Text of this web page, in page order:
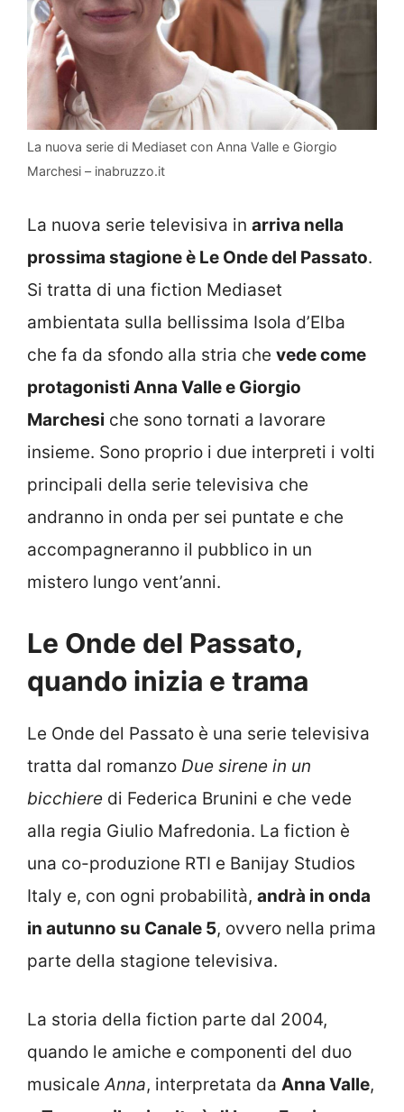
La nuova serie di Mediaset con Anna Valle e Giorgio
Marchesi – inabruzzo.it
La nuova serie televisiva in arriva nella
prossima stagione è Le Onde del Passato.
Si tratta di una fiction Mediaset
ambientata sulla bellissima Isola d’Elba
che fa da sfondo alla stria che vede come
protagonisti Anna Valle e Giorgio
Marchesi che sono tornati a lavorare
insieme. Sono proprio i due interpreti i volti
principali della serie televisiva che
andranno in onda per sei puntate e che
accompagneranno il pubblico in un
mistero lungo vent’anni.
Le Onde del Passato,
quando inizia e trama
Le Onde del Passato è una serie televisiva
tratta dal romanzo Due sirene in un
bicchiere di Federica Brunini e che vede
alla regia Giulio Mafredonia. La fiction è
una co-produzione RTI e Banijay Studios
Italy e, con ogni probabilità, andrà in onda
in autunno su Canale 5, ovvero nella prima
parte della stagione televisiva.
La storia della fiction parte dal 2004,
quando le amiche e componenti del duo
musicaleAnna, interpretata da Anna Valle,